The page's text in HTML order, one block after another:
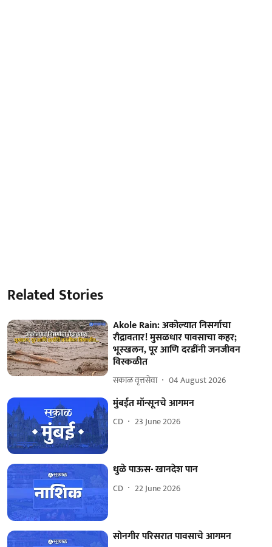
Related Stories
Akole Rain: अकोल्यात निसर्गाचा
रौद्रावतार! मुसळधार पावसाचा कहर;
भूस्खलन, पूर आणि दरडींनी जनजीवन
विस्कळीत
सकाळ वृत्तसेवा 04 August 2026
मुंबईत मॉन्सूनचे आगमन
CD 23 June 2026
धुळे पाऊस- खानदेश पान
CD 22 June 2026
सोनगीर परिसरात पावसाचे आगमन